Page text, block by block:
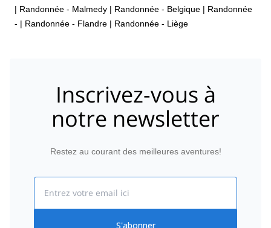
| Randonnée - Malmedy | Randonnée - Belgique | Randonnée
- | Randonnée - Flandre | Randonnée - Liège
Inscrivez-vous à
notre newsletter
Restez au courant des meilleures aventures!
S'abonner